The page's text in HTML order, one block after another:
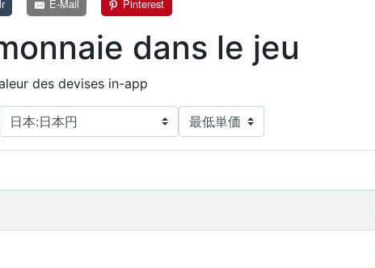
E-Mail Pinterest
dans le jeu
des devises in-app